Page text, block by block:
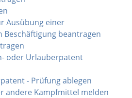
Ausübung einer
Beschäftigung beantragen
oder Urlauberpatent
- Prüfung ablegen
andere Kampfmittel melden